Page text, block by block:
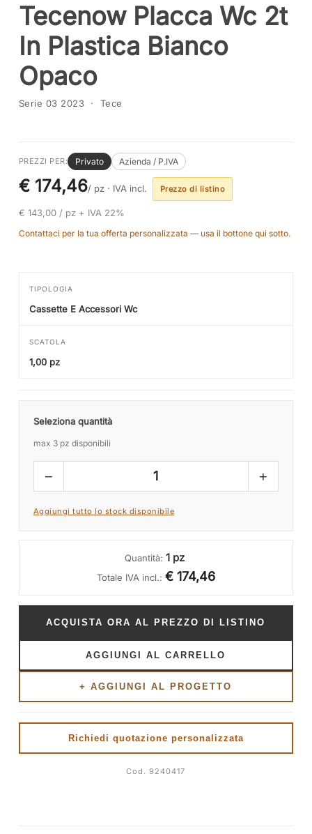
Tecenow Placca Wc 2t
In Plastica Bianco
Opaco
Serie 03 2023 · Tece
PREZZI PER: Privato Azienda / P.IVA
€ 174,46/ pz · IVA incl. Prezzo di listino
€ 143,00 / pz + IVA 22%
Contattaci per la tua offerta personalizzata — usa il bottone qui sotto.
TIPOLOGIA
Cassette E Accessori Wc
SCATOLA
1,00 pz
Seleziona quantità
max 3 pz disponibili
− 1 +
Aggiungi tutto lo stock disponibile
Quantità: 1 pz
Totale IVA incl.: € 174,46
ACQUISTA ORA AL PREZZO DI LISTINO
AGGIUNGI AL CARRELLO
+ AGGIUNGI AL PROGETTO
Richiedi quotazione personalizzata
Cod. 9240417